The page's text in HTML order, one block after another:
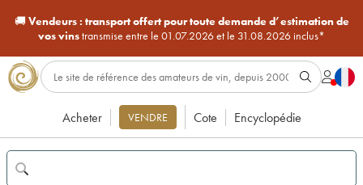
🚚Vendeurs : transport offert pour toute demande d’estimation de
vos vinstransmise entre le 01.07.2026 et le 31.08.2026 inclus*
Acheter VENDRE Cote Encyclopédie